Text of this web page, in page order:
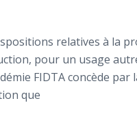
relatives à la
pour un usage
FIDTA concède
que